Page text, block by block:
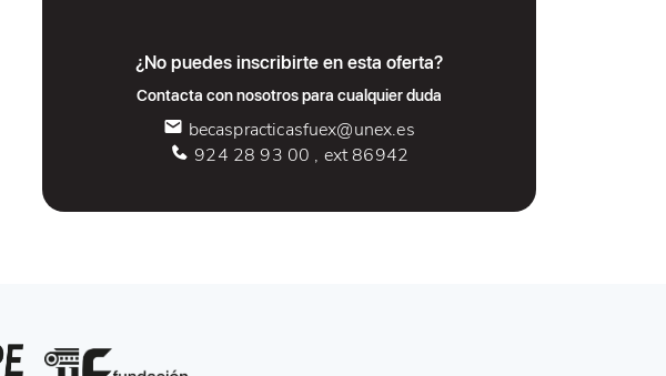
¿No puedes inscribirte en esta oferta?
Contacta con nosotros para cualquier duda
becaspracticasfuex@unex.es
924 28 93 00 , ext 86942